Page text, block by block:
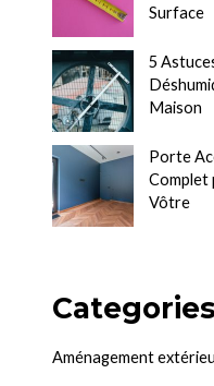
Surface
5
Maison
Porte
Complet
Vôtre
Aménagement